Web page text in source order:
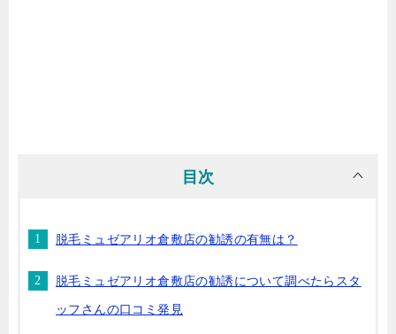
目次
脱毛ミュゼアリオ倉敷店の勧誘の有無は？
脱毛ミュゼアリオ倉敷店の勧誘について調べたらスタ
ッフさんの口コミ発見